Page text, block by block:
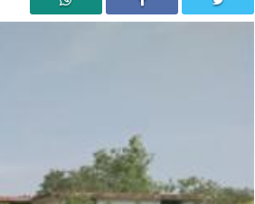
प्रतियोगिता
अतिथि महेंद्र प्रताप सिंह ...